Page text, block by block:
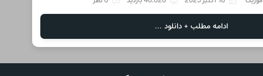
ادامه مطلب + دانلود ...